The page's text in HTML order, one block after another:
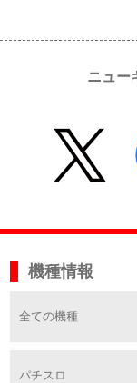
ニュー
機種情報
全ての機種
パチスロ